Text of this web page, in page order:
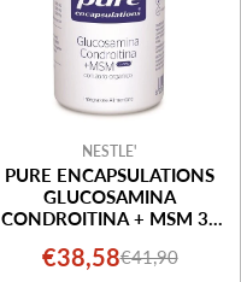
NESTLE'
PURE ENCAPSULATIONS
GLUCOSAMINA
CONDROITINA + MSM 30
Prezzo
€38,58Prezzo
€41,90